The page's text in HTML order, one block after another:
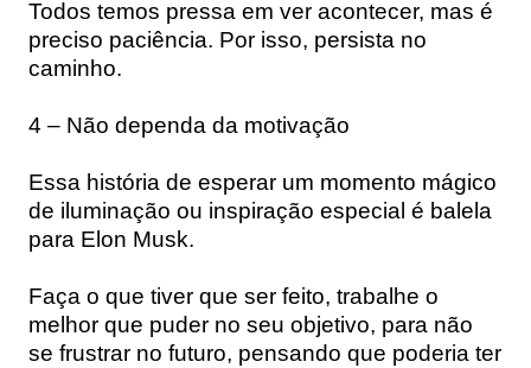
Todos temos pressa em ver acontecer, mas é
preciso paciência. Por isso, persista no
caminho.
4 – Não dependa da motivação
Essa história de esperar um momento mágico
de iluminação ou inspiração especial é balela
para Elon Musk.
Faça o que tiver que ser feito, trabalhe o
melhor que puder no seu objetivo, para não
se frustrar no futuro, pensando que poderia ter